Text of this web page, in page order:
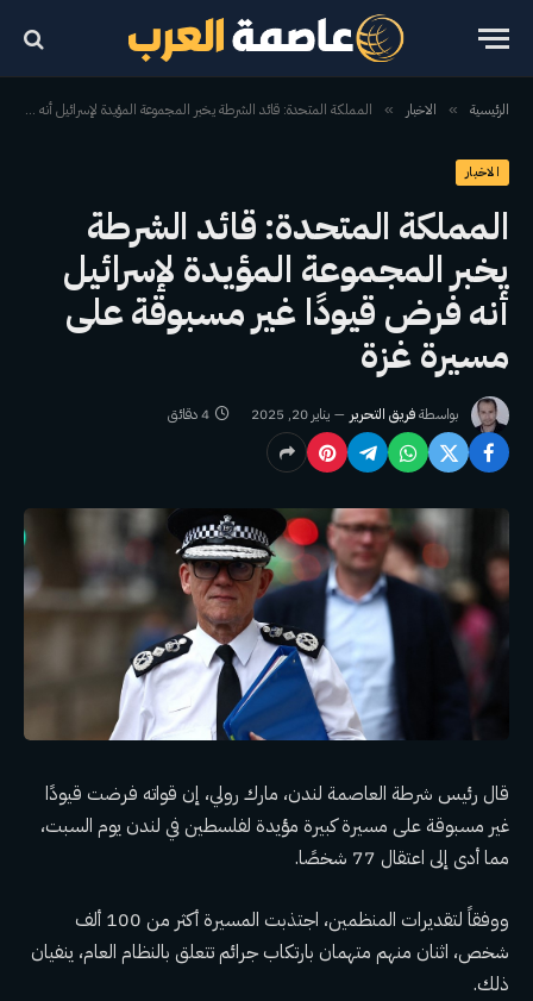
الرئيسية » الاخبار » المملكة المتحدة: قائد الشرطة يخبر المجموعة المؤيدة لإسرائيل أنه فرض قيودًا غير مسبوقة على مسيرة غزة
الاخبار
المملكة المتحدة: قائد الشرطة
يخبر المجموعة المؤيدة لإسرائيل
أنه فرض قيودًا غير مسبوقة على
مسيرة غزة
بواسطةفريق التحرير يناير 20, 2025 4 دقائق
قال رئيس شرطة العاصمة لندن، مارك رولي، إن قواته فرضت قيودًا
غير مسبوقة على مسيرة كبيرة مؤيدة لفلسطين في لندن يوم السبت،
مما أدى إلى اعتقال 77 شخصًا.
ووفقاً لتقديرات المنظمين، اجتذبت المسيرة أكثر من 100 ألف
شخص، اثنان منهم متهمان بارتكاب جرائم تتعلق بالنظام العام، ينفيان
ذلك.